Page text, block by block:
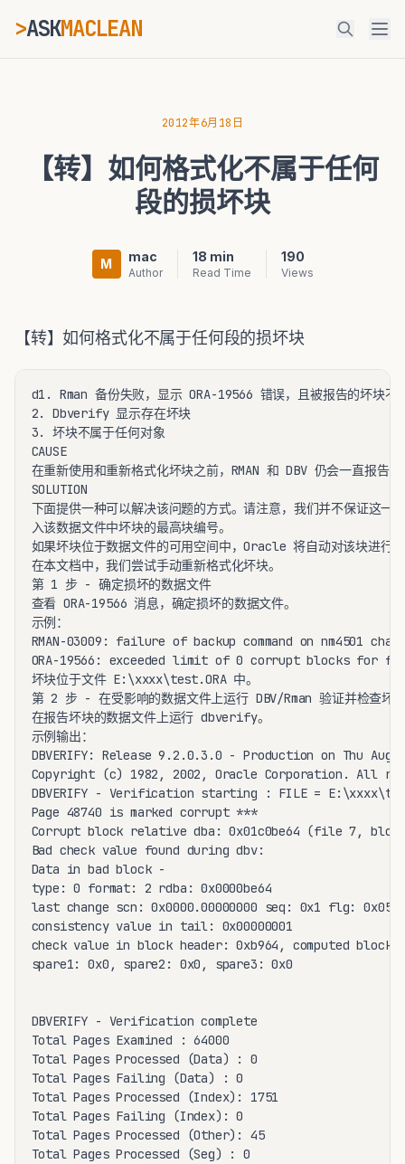
>ASKMACLEAN_
⌘K Ctrl+K
2012年6月18日
【转】如何格式化不属于任何
段的损坏块
M mac
Author
18 min
Read Time
190
Views
【转】如何格式化不属于任何段的损坏块
d1. Rman 备份失败，显示 ORA-19566 错误，且被报告的坏块不
2. Dbverify 显示存在坏块
3. 坏块不属于任何对象
CAUSE
在重新使用和重新格式化坏块之前，RMAN 和 DBV 仍会一直报告坏
SOLUTION
下面提供一种可以解决该问题的方式。请注意，我们并不保证这
入该数据文件中坏块的最高块编号。
如果坏块位于数据文件的可用空间中，Oracle 将自动对该块进行
在本文档中，我们尝试手动重新格式化坏块。
第 1 步 - 确定损坏的数据文件
查看 ORA-19566 消息，确定损坏的数据文件。
示例：
RMAN-03009: failure of backup command on nm4501
ORA-19566: exceeded limit of 0 corrupt blocks for
坏块位于文件 E:\xxxx\test.ORA 中。
第 2 步 - 在受影响的数据文件上运行 DBV/Rman 验证并检查坏
在报告坏块的数据文件上运行 dbverify。
示例输出：
DBVERIFY: Release 9.2.0.3.0 - Production on Thu Aug
Copyright (c) 1982, 2002, Oracle Corporation. All
DBVERIFY - Verification starting : FILE =
Page 48740 is marked corrupt ***
Corrupt block relative dba: 0x01c0be64 (file 7, block
Bad check value found during dbv:
Data in bad block -
type: 0 format: 2 rdba: 0x0000be64
last change scn: 0x0000.00000000 seq: 0x1 flg: 0x05
consistency value in tail: 0x00000001
check value in block header: 0xb964, computed block
spare1: 0x0, spare2: 0x0, spare3: 0x0
DBVERIFY - Verification complete
Total Pages Examined : 64000
Total Pages Processed (Data) : 0
Total Pages Failing (Data) : 0
Total Pages Processed (Index): 1751
Total Pages Failing (Index): 0
Total Pages Processed (Other): 45
Total Pages Processed (Seg) : 0